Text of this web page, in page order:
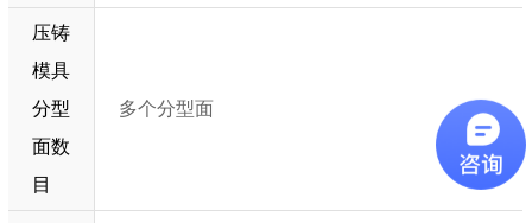
压铸
模具
分型
面数
目
多个分型面